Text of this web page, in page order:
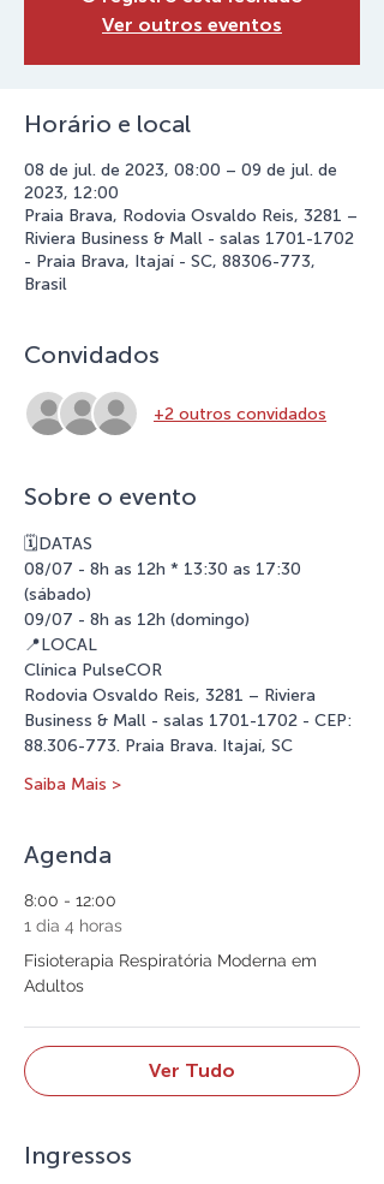
Ver outros eventos
Horário e local
08 de jul. de 2023, 08:00 – 09 de jul. de
2023, 12:00
Praia Brava, Rodovia Osvaldo Reis, 3281 –
Riviera Business & Mall - salas 1701-1702
- Praia Brava, Itajaí - SC, 88306-773,
Brasil
Convidados
+2 outros convidados
Sobre o evento
🗓️DATAS
08/07 - 8h as 12h * 13:30 as 17:30
(sábado)
09/07 - 8h as 12h (domingo)
📍LOCAL
Clínica PulseCOR
Rodovia Osvaldo Reis, 3281 – Riviera
Business & Mall - salas 1701-1702 - CEP:
88.306-773. Praia Brava. Itajaí, SC
Saiba Mais >
Agenda
8:00 - 12:00
1 dia 4 horas
Fisioterapia Respiratória Moderna em
Adultos
Ver Tudo
Ingressos